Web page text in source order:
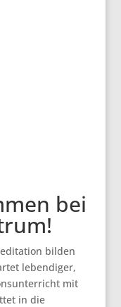
bei
bilden
lebendiger,
mit
in die